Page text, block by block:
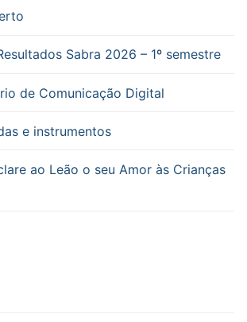
Sabra 2026 – 1º semestre
de Comunicação Digital
e instrumentos
ao Leão o seu Amor às Crianças